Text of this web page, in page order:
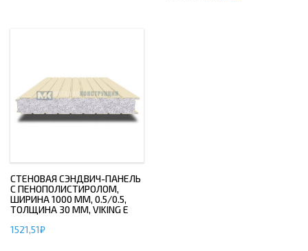
СТЕНОВАЯ СЭНДВИЧ-ПАНЕЛЬ
С ПЕНОПОЛИСТИРОЛОМ,
ШИРИНА 1000 ММ, 0.5/0.5,
ТОЛЩИНА 30 ММ, VIKING E
1521,51₽